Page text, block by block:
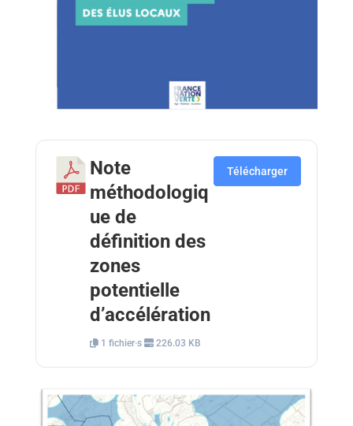
Note
méthodologiq
ue de
définition des
zones
potentielle
d’accélération
1 fichier·s 226.03 KB
Télécharger